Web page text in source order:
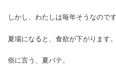
しかし、わたしは毎年そうなのです
夏場になると、食欲が下がります。
俗に言う、夏バテ。